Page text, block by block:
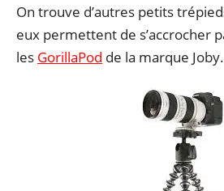
On trouve d’autres petits
eux permettent de s’accrocher
les GorillaPod de la marque Joby.